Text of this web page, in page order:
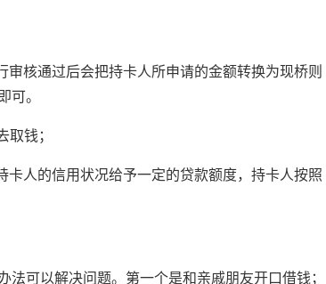
核通过后会把持卡人所申请的金额转换为现桥则
。
钱；
人的信用状况给予一定的贷款额度，持卡人按照
可以解决问题。第一个是和亲戚朋友开口借钱；